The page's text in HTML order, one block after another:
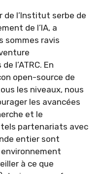
de l’Institut serbe de
de l’IA, a
sommes ravis
l’ATRC. En
open-source de
les niveaux, nous
les avancées
et le
tels partenariats avec
entier sont
à ce que